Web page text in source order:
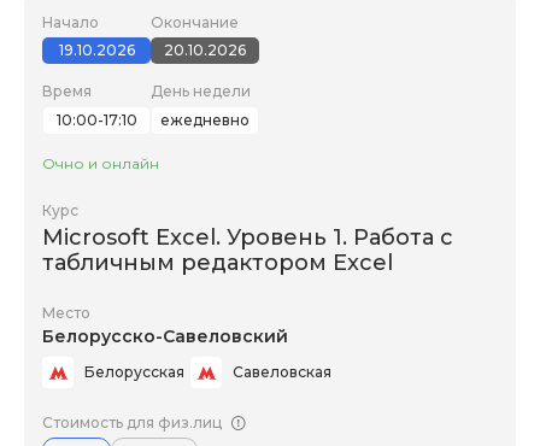
Начало
19.10.2026
Окончание
20.10.2026
Время
10:00-17:10
День недели
ежедневно
Очно и онлайн
Курс
Microsoft Excel. Уровень 1. Работа с
табличным редактором Excel
Место
Белорусско-Савеловский
Белорусская Савеловская
Стоимость для физ.лиц